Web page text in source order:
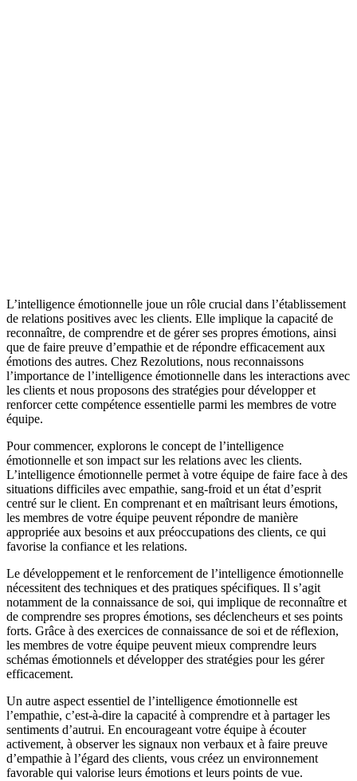
L’intelligence émotionnelle joue un rôle crucial dans l’établissement
de relations positives avec les clients. Elle implique la capacité de
reconnaître, de comprendre et de gérer ses propres émotions, ainsi
que de faire preuve d’empathie et de répondre efficacement aux
émotions des autres. Chez Rezolutions, nous reconnaissons
l’importance de l’intelligence émotionnelle dans les interactions avec
les clients et nous proposons des stratégies pour développer et
renforcer cette compétence essentielle parmi les membres de votre
équipe.
Pour commencer, explorons le concept de l’intelligence
émotionnelle et son impact sur les relations avec les clients.
L’intelligence émotionnelle permet à votre équipe de faire face à des
situations difficiles avec empathie, sang-froid et un état d’esprit
centré sur le client. En comprenant et en maîtrisant leurs émotions,
les membres de votre équipe peuvent répondre de manière
appropriée aux besoins et aux préoccupations des clients, ce qui
favorise la confiance et les relations.
Le développement et le renforcement de l’intelligence émotionnelle
nécessitent des techniques et des pratiques spécifiques. Il s’agit
notamment de la connaissance de soi, qui implique de reconnaître et
de comprendre ses propres émotions, ses déclencheurs et ses points
forts. Grâce à des exercices de connaissance de soi et de réflexion,
les membres de votre équipe peuvent mieux comprendre leurs
schémas émotionnels et développer des stratégies pour les gérer
efficacement.
Un autre aspect essentiel de l’intelligence émotionnelle est
l’empathie, c’est-à-dire la capacité à comprendre et à partager les
sentiments d’autrui. En encourageant votre équipe à écouter
activement, à observer les signaux non verbaux et à faire preuve
d’empathie à l’égard des clients, vous créez un environnement
favorable qui valorise leurs émotions et leurs points de vue.